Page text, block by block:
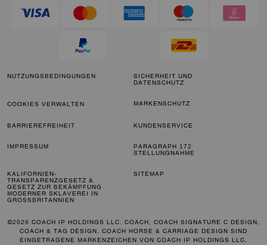
NUTZUNGSBEDINGUNGEN
SICHERHEIT UND
DATENSCHUTZ
COOKIES VERWALTEN MARKENSCHUTZ
BARRIEREFREIHEIT KUNDENSERVICE
IMPRESSUM
PARAGRAPH 172
STELLUNGNAHME
KALIFORNIEN-
TRANSPARENZGESETZ &
GESETZ ZUR BEKÄMPFUNG
MODERNER SKLAVEREI IN
GROSSBRITANNIEN
SITEMAP
©2026 COACH IP HOLDINGS LLC. COACH, COACH SIGNATURE C DESIGN,
COACH & TAG DESIGN, COACH HORSE & CARRIAGE DESIGN SIND
EINGETRAGENE MARKENZEICHEN VON COACH IP HOLDINGS LLC.